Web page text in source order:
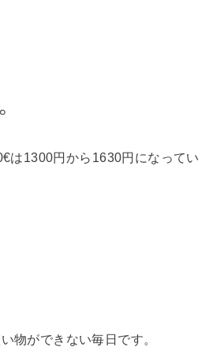
は1300円から1630円になってい
物ができない毎日です。